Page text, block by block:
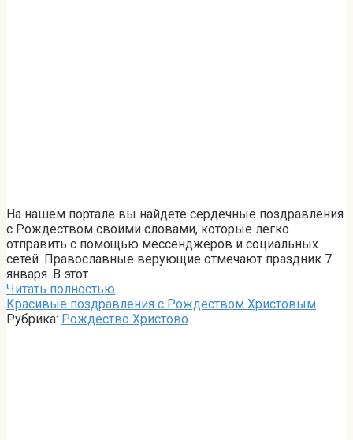
На нашем портале вы найдете сердечные поздравления
с Рождеством своими словами, которые легко
отправить с помощью мессенджеров и социальных
сетей. Православные верующие отмечают праздник 7
января. В этот
Читать полностью
Красивые поздравления с Рождеством Христовым
Рубрика: Рождество Христово